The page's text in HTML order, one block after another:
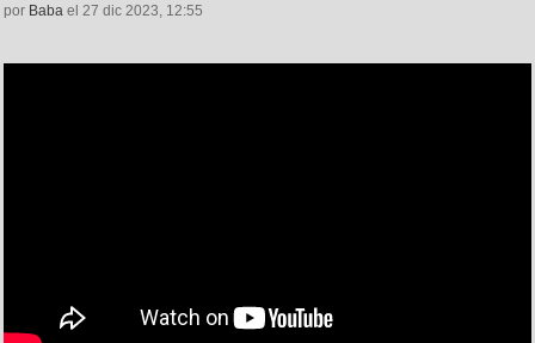
por Baba el 27 dic 2023, 12:55